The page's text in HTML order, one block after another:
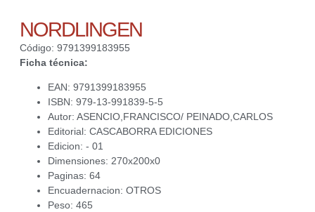
NORDLINGEN
Código: 9791399183955
Ficha técnica:
EAN: 9791399183955
ISBN: 979-13-991839-5-5
Autor: ASENCIO,FRANCISCO/ PEINADO,CARLOS
Editorial: CASCABORRA EDICIONES
Edicion: - 01
Dimensiones: 270x200x0
Paginas: 64
Encuadernacion: OTROS
Peso: 465